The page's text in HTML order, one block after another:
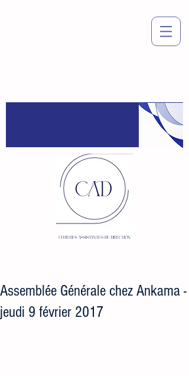
Assemblée Générale chez Ankama -
jeudi 9 février 2017